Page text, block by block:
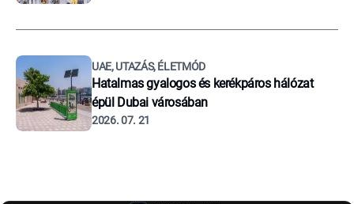
UAE, UTAZÁS, ÉLETMÓD
Hatalmas gyalogos és kerékpáros hálózat
épül Dubai városában
2026. 07. 21